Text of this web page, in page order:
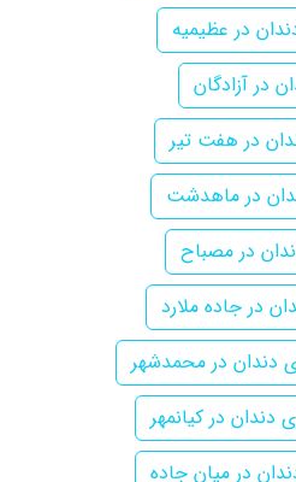
در عظیمیه
در آزادگان
در هفت تیر
در ماهدشت
در مصباح
در جاده ملارد
دندان در محمدشهر
دندان در کیانمهر
در میان جاده